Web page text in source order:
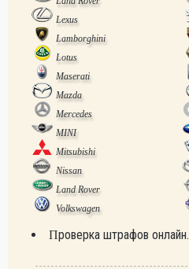
Lexus
Lamborghini
Lotus
Maserati
Mazda
Mercedes
MINI
Mitsubishi
Nissan
Land Rover
Volkswagen
Проверка штрафов онлайн.